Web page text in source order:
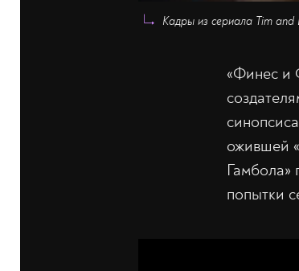
Кадры из сериала Tim and
«Финес и
ожившей
попытки